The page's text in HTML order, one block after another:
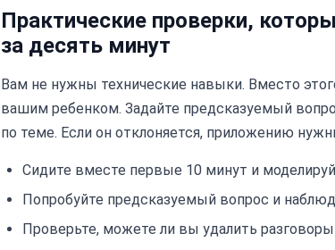
Практические проверки,
за десять минут
Вам не нужны технические навыки. Вместо
вашим ребенком. Задайте предсказуемый
по теме. Если он отклоняется, приложению
Сидите вместе первые 10 минут и
Попробуйте предсказуемый вопрос и
Проверьте, можете ли вы удалить